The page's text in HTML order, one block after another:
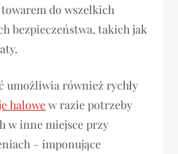
do wszelkich
bezpieczeństwa, takich jak
umożliwia również rychły
halowew razie potrzeby
w inne miejsce przy
– imponujące